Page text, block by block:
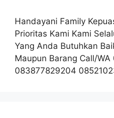
Handayani Family
Prioritas Kami Kami
Yang Anda Butuhkan
Maupun Barang Call/WA
083877829204